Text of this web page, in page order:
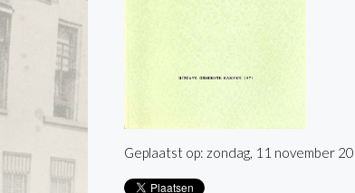
Geplaatst op: zondag, 11 november